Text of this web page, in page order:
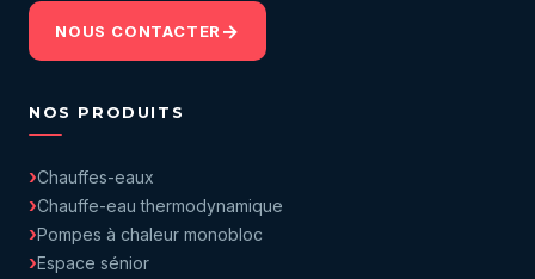
NOUS CONTACTER
NOS PRODUITS
Chauffes-eaux
Chauffe-eau thermodynamique
Pompes à chaleur monobloc
Espace sénior